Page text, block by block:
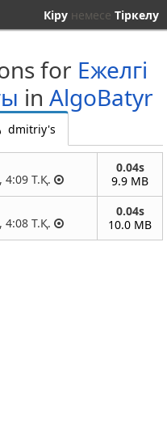
Кіру немесе Тіркелу
for Ежелгі
in AlgoBatyr
dmitriy's
4:09 Т.Қ.
0.04s
9.9 MB
4:08 Т.Қ.
0.04s
10.0 MB